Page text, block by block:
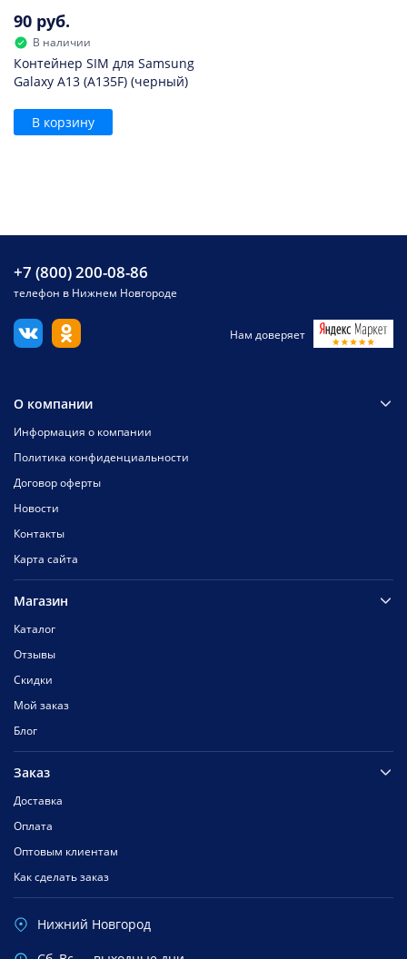
90 руб.
В наличии
Контейнер SIM для Samsung
Galaxy A13 (A135F) (черный)
В корзину
+7 (800) 200-08-86
телефон в Нижнем Новгороде
Нам доверяет
О компании
Информация о компании
Политика конфиденциальности
Договор оферты
Новости
Контакты
Карта сайта
Магазин
Каталог
Отзывы
Скидки
Мой заказ
Блог
Заказ
Доставка
Оплата
Оптовым клиентам
Как сделать заказ
Нижний Новгород